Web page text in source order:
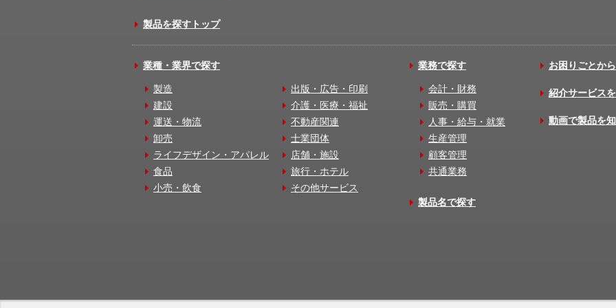
製品を探すトップ
業種・業界で探す
製造
建設
運送・物流
卸売
ライフデザイン・アパレル
食品
小売・飲食
出版・広告・印刷
介護・医療・福祉
不動産関連
士業団体
店舗・施設
旅行・ホテル
その他サービス
業務で探す
会計・財務
販売・購買
人事・給与・就業
生産管理
顧客管理
共通業務
製品名で探す
お困りごとか
紹介サービス
動画で製品を